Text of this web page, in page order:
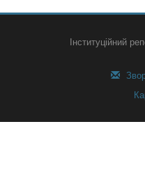
Інституційний